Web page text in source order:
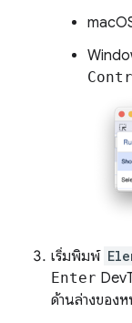
เริ่มพิมพ์
Enter
ด้านล่างของ